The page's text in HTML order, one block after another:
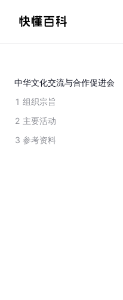
中华文化交流与合作促进会
1 组织宗旨
2 主要活动
3 参考资料